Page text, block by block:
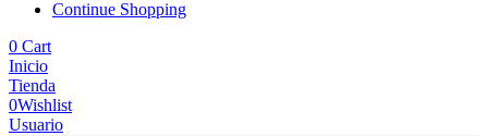
Continue Shopping
0 Cart
Inicio
Tienda
0Wishlist
Usuario